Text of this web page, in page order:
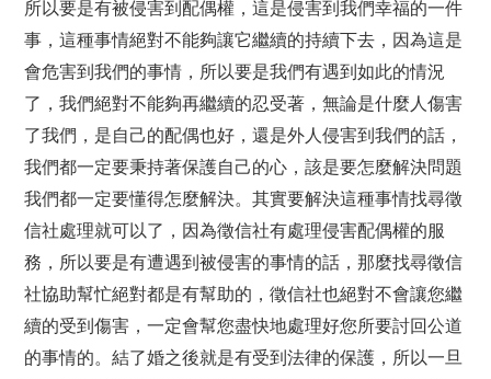
所以要是有被侵害到配偶權，這是侵害到我們幸福的一件
事，這種事情絕對不能夠讓它繼續的持續下去，因為這是
會危害到我們的事情，所以要是我們有遇到如此的情況
了，我們絕對不能夠再繼續的忍受著，無論是什麼人傷害
了我們，是自己的配偶也好，還是外人侵害到我們的話，
我們都一定要秉持著保護自己的心，該是要怎麼解決問題
我們都一定要懂得怎麼解決。其實要解決這種事情找尋徵
信社處理就可以了，因為徵信社有處理侵害配偶權的服
務，所以要是有遭遇到被侵害的事情的話，那麼找尋徵信
社協助幫忙絕對都是有幫助的，徵信社也絕對不會讓您繼
續的受到傷害，一定會幫您盡快地處理好您所要討回公道
的事情的。結了婚之後就是有受到法律的保護，所以一旦